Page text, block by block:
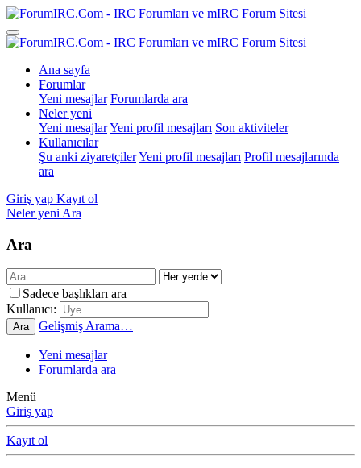
Ana sayfa
Forumlar
Yeni mesajlar Forumlarda ara
Neler yeni
Yeni mesajlarYeni profil mesajları Son aktiviteler
Kullanıcılar
Şu anki ziyaretçilerYeni profil mesajları Profil mesajlarında
ara
Giriş yap Kayıt ol
Neler yeni Ara
Ara
Sadece başlıkları ara
Kullanıcı:
Ara Gelişmiş Arama…
Yeni mesajlar
Forumlarda ara
Menü
Giriş yap
Kayıt ol